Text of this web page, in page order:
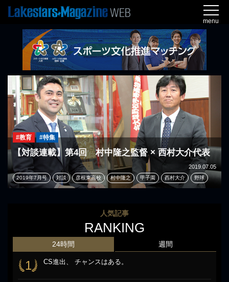
menu
#教育 #特集
【対談連載】第4回 村中隆之監督 × 西村大介代表
2019.07.05
2019年7月号 対談 彦根東高校 村中隆之 甲子園 西村大介 野球
人気記事
RANKING
24時間
1 CS進出、 チャンスはある。
週間